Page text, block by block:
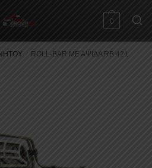
0
ROLL-BAR ΜΕ ΑΨΙΔΑ RB 421